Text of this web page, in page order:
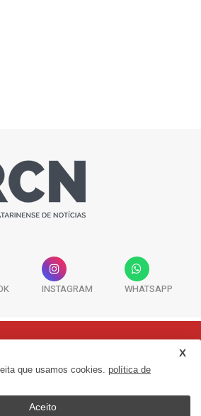
INSTAGRAM WHATSAPP
902 - Centro | Florianópolis-SC | CEP:
88015-090
| jornalismo@adjorisc.com.br
de Noticias - RCN. Todos os direitos
que usamos cookies. política de
Aceito